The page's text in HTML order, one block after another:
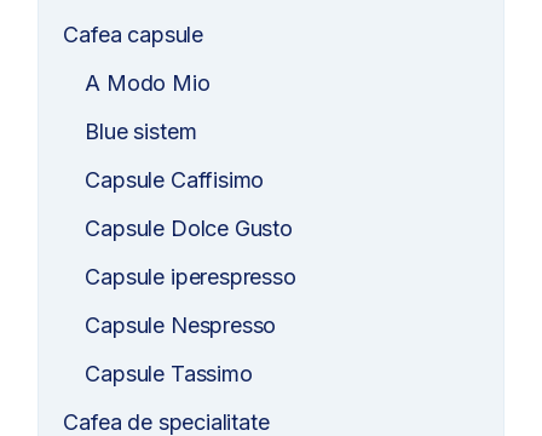
Cafea capsule
A Modo Mio
Blue sistem
Capsule Caffisimo
Capsule Dolce Gusto
Capsule iperespresso
Capsule Nespresso
Capsule Tassimo
Cafea de specialitate